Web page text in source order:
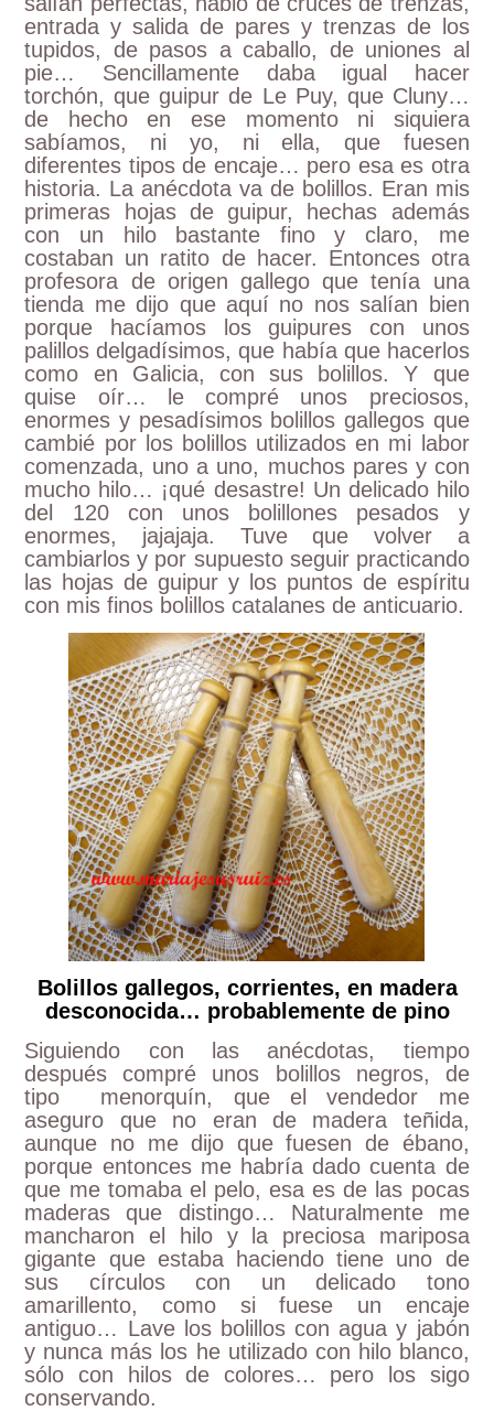
entrada y salida de pares y trenzas de los
tupidos, de pasos a caballo, de uniones al
pie… Sencillamente daba igual hacer
torchón, que guipur de Le Puy, que Cluny…
de hecho en ese momento ni siquiera
sabíamos, ni yo, ni ella, que fuesen
diferentes tipos de encaje… pero esa es otra
historia. La anécdota va de bolillos. Eran mis
primeras hojas de guipur, hechas además
con un hilo bastante fino y claro, me
costaban un ratito de hacer. Entonces otra
profesora de origen gallego que tenía una
tienda me dijo que aquí no nos salían bien
porque hacíamos los guipures con unos
palillos delgadísimos, que había que hacerlos
como en Galicia, con sus bolillos. Y que
quise oír… le compré unos preciosos,
enormes y pesadísimos bolillos gallegos que
cambié por los bolillos utilizados en mi labor
comenzada, uno a uno, muchos pares y con
mucho hilo… ¡qué desastre! Un delicado hilo
del 120 con unos bolillones pesados y
enormes, jajajaja. Tuve que volver a
cambiarlos y por supuesto seguir practicando
las hojas de guipur y los puntos de espíritu
con mis finos bolillos catalanes de anticuario.
Bolillos gallegos, corrientes, en madera
desconocida… probablemente de pino
Siguiendo con las anécdotas, tiempo
después compré unos bolillos negros, de
tipo menorquín, que el vendedor me
aseguro que no eran de madera teñida,
aunque no me dijo que fuesen de ébano,
porque entonces me habría dado cuenta de
que me tomaba el pelo, esa es de las pocas
maderas que distingo… Naturalmente me
mancharon el hilo y la preciosa mariposa
gigante que estaba haciendo tiene uno de
sus círculos con un delicado tono
amarillento, como si fuese un encaje
antiguo… Lave los bolillos con agua y jabón
y nunca más los he utilizado con hilo blanco,
sólo con hilos de colores… pero los sigo
conservando.